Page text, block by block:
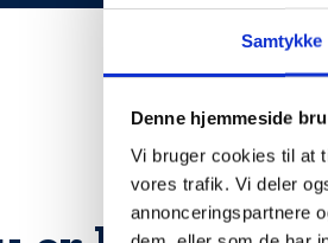
Samtykke
Denne hjemmeside
Vi bruger cookies til at
vores trafik. Vi deler
annonceringspartnere